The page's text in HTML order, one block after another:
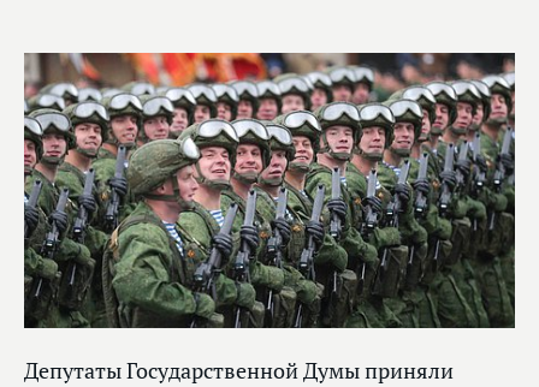
Депутаты Государственной Думы приняли